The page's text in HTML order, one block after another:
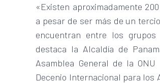
«Existen aproximadamente
a pesar de ser más de un
encuentran entre los
destaca la Alcaldía de
Asamblea General de la
Decenio Internacional para